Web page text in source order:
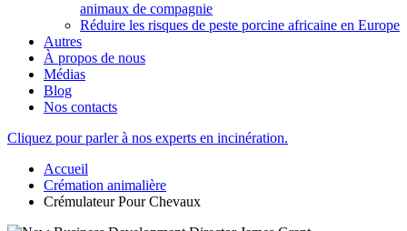
animaux de compagnie
Réduire les risques de peste porcine africaine en Europe
Autres
À propos de nous
Médias
Blog
Nos contacts
Cliquez pour parler à nos experts en incinération.
Accueil
Crémation animalière
Crémulateur Pour Chevaux